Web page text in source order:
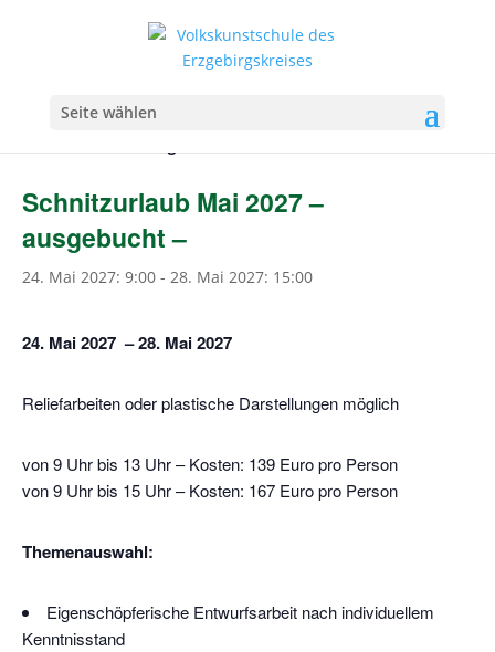
Seite wählen
Schnitzurlaub Mai 2027 –
ausgebucht –
24. Mai 2027: 9:00 - 28. Mai 2027: 15:00
24. Mai 2027 – 28. Mai 2027
Reliefarbeiten oder plastische Darstellungen möglich
von 9 Uhr bis 13 Uhr – Kosten: 139 Euro pro Person
von 9 Uhr bis 15 Uhr – Kosten: 167 Euro pro Person
Themenauswahl:
Eigenschöpferische Entwurfsarbeit nach individuellem
Kenntnisstand